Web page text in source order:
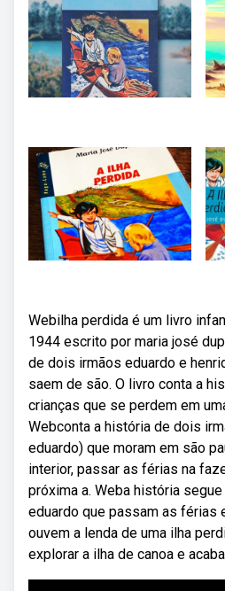
Webilha perdida é um livro
1944 escrito por maria josé
de dois irmãos eduardo e
saem de são. O livro conta a
crianças que se perdem em
Webconta a história de dois
eduardo) que moram em são
interior, passar as férias na
próxima a. Weba história
eduardo que passam as férias
ouvem a lenda de uma ilha
explorar a ilha de canoa e